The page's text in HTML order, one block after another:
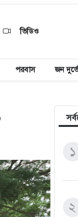
ভিডিও
পরবাস জন
১
২